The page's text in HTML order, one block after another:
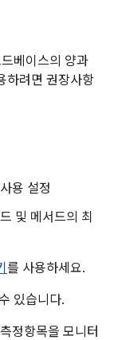
베이스의 양과
하려면 권장사항
사용 설정
및 메서드의 최
를 사용하세요.
있습니다.
정항목을 모니터